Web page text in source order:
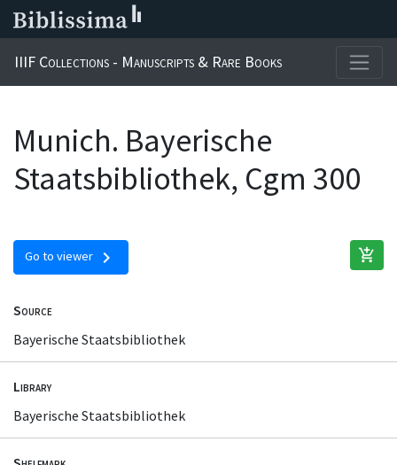
IIIF Collections - Manuscripts & Rare Books
Munich. Bayerische
Staatsbibliothek, Cgm 300
Go to viewer chevron_right add_shopping_cart
Source
Bayerische Staatsbibliothek
Library
Bayerische Staatsbibliothek